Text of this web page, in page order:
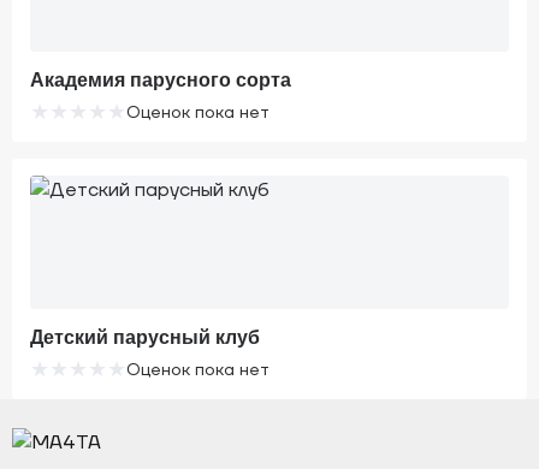
Академия парусного сорта
★ ★ ★ ★ ★Оценок пока нет
Детский парусный клуб
★ ★ ★ ★ ★Оценок пока нет